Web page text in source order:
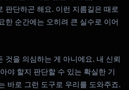
판단하곤 해요. 이런 지름길은 때로
한 순간에는 오히려 큰 실수로 이어
것을 의심하는 게 아니에요. 내 신뢰
야 할지 판단할 수 있는 확실한 기
바로 그런 도구로 우리를 도와주죠.